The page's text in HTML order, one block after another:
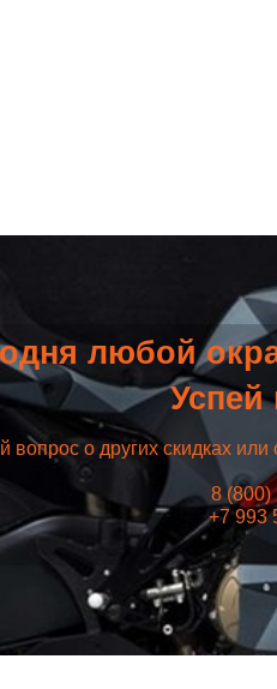
любой
Успей
вопрос о других скидках
8 (800)
+7 993